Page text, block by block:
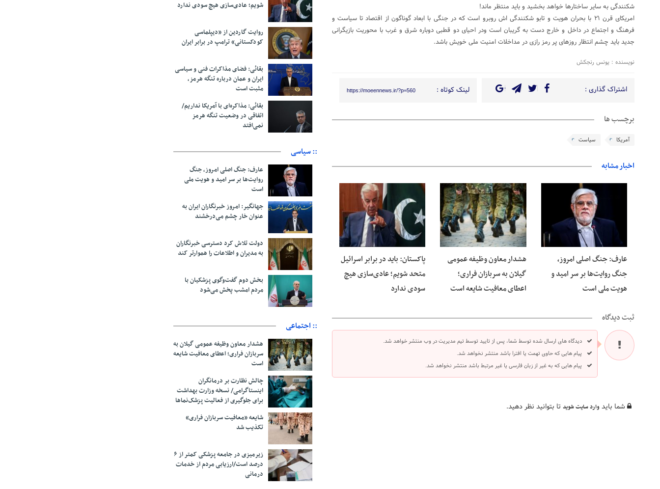
شکنندگی به سایر ساختارها خواهد بخشید و باید منتظر ماند!
امریکای قرن ۲۱ با بحران هویت و تابو شکنندگی اش روبرو است که در جنگی با ابعاد گوناگون از اقتصاد تا سیاست و
فرهنگ و اجتماع در داخل و خارج دست به گریبان است ودر احیای دو قطبی دوباره شرق و غرب با محوریت بازیگرانی
جدید باید چشم انتظار روزهای پر رمز رازی در مداخلات امنیت ملی خویش باشد.
نویسنده : یونس رنجکش
اشتراک گذاری : لینک کوتاه : https://moeennews.ir/?p=560
برچسب ها
آمریکا سیاست
اخبار مشابه
عارف: جنگ اصلی امروز،
جنگ روایت‌ها بر سر امید و
هویت ملی است
08 آگوست 2026
هشدار معاون وظیفه عمومی
گیلان به سربازان فراری؛
اعطای معافیت شایعه است
08 آگوست 2026
پاکستان: باید در برابر اسرائیل
متحد شویم؛ عادی‌سازی هیچ
سودی ندارد
ثبت دیدگاه
دیدگاه های ارسال شده توسط شما، پس از تایید توسط تیم مدیریت در وب منتشر خواهد شد.
پیام هایی که حاوی تهمت یا افترا باشد منتشر نخواهد شد.
پیام هایی که به غیر از زبان فارسی یا غیر مرتبط باشد منتشر نخواهد شد.
شما باید وارد سایت شوید تا بتوانید نظر دهید.
شویم؛ عادی‌سازی هیچ سودی ندارد
روایت گاردین از «دیپلماسی
کودکستانی» ترامپ در برابر ایران
بقائی: فضای مذاکرات فنی و سیاسی
ایران و عمان درباره تنگه هرمز،
مثبت است
بقائی: مذاکره‌ای با آمریکا نداریم/
اتفاقی در وضعیت تنگه هرمز
نمی‌افتد
:: سیاسی
عارف: جنگ اصلی امروز، جنگ
روایت‌ها بر سر امید و هویت ملی
است
جهانگیر: امروز خبرنگاران ایران به
عنوان خار چشم می‌درخشند
دولت تلاش کرد دسترسی خبرنگاران
به مدیران و اطلاعات را هموارتر کند
بخش دوم گفت‌وگوی پزشکیان با
مردم امشب پخش می‌شود
:: اجتماعی
هشدار معاون وظیفه عمومی گیلان به
سربازان فراری؛ اعطای معافیت شایعه
است
چالش نظارت بر درمانگران
اینستاگرامی/ نسخه وزارت بهداشت
برای جلوگیری از فعالیت پزشک‌نماها
شایعه «معافیت سربازان فراری»
تکذیب شد
زیرمیزی در جامعه پزشکی کمتر از ۶
درصد است/ارزیابی مردم از خدمات
درمانی